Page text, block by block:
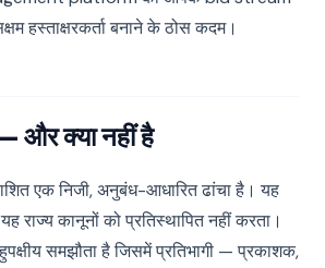
हस्ताक्षरकर्ता बनाने के ठोस कदम।
और क्या नहीं है
एक निजी, अनुबंध-आधारित ढांचा है। यह
राज्य कानूनों को प्रतिस्थापित नहीं करता।
समझौता है जिसमें प्रतिभागी — प्रकाशक,